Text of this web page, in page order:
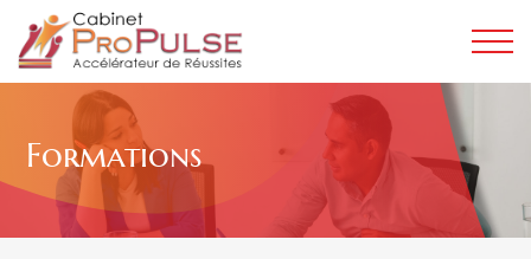
Formations